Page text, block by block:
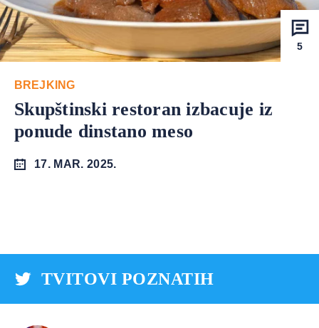
5
BREJKING
Skupštinski restoran izbacuje iz
ponude dinstano meso
17. MAR. 2025.
TVITOVI POZNATIH